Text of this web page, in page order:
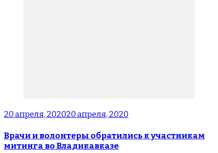
20 апреля, 202020 апреля, 2020
Врачи и волонтеры обратились к участникам
митинга во Владикавказе